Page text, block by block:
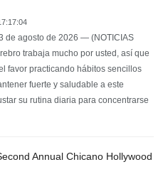
de agosto de 2026 — (NOTICIAS
trabaja mucho por usted, así que
favor practicando hábitos sencillos
fuerte y saludable a este
su rutina diaria para concentrarse
Annual Chicano Hollywood